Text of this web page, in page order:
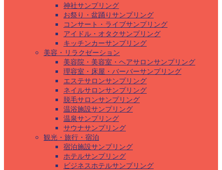
神社サンプリング
お祭り・盆踊りサンプリング
コンサート・ライブサンプリング
アイドル・オタクサンプリング
キッチンカーサンプリング
美容・リラクゼーション
美容院・美容室・ヘアサロンサンプリング
理容室・床屋・バーバーサンプリング
エステサロンサンプリング
ネイルサロンサンプリング
脱毛サロンサンプリング
温浴施設サンプリング
温泉サンプリング
サウナサンプリング
観光・旅行・宿泊
宿泊施設サンプリング
ホテルサンプリング
ビジネスホテルサンプリング